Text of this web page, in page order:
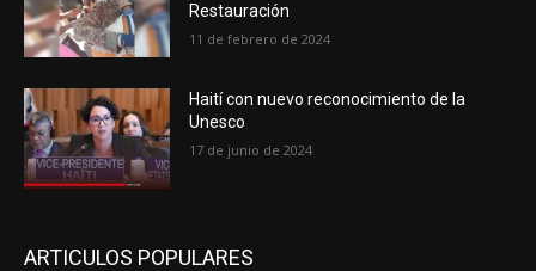
Restauración
11 de febrero de 2024
Haití con nuevo reconocimiento de la
Unesco
17 de junio de 2024
ARTICULOS POPULARES